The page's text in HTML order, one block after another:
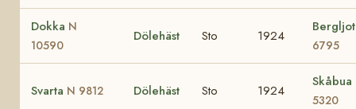
Dokka N
10590
Dölehäst Sto 1924
6795
Svarta N 9812 Dölehäst Sto 1924
5320